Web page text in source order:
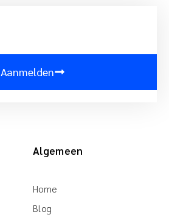
Aanmelden
Algemeen
Home
Blog